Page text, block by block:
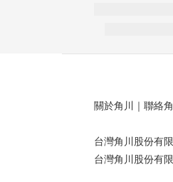
關於角川 ｜ 聯絡角
台灣角川股份有
台灣角川股份有